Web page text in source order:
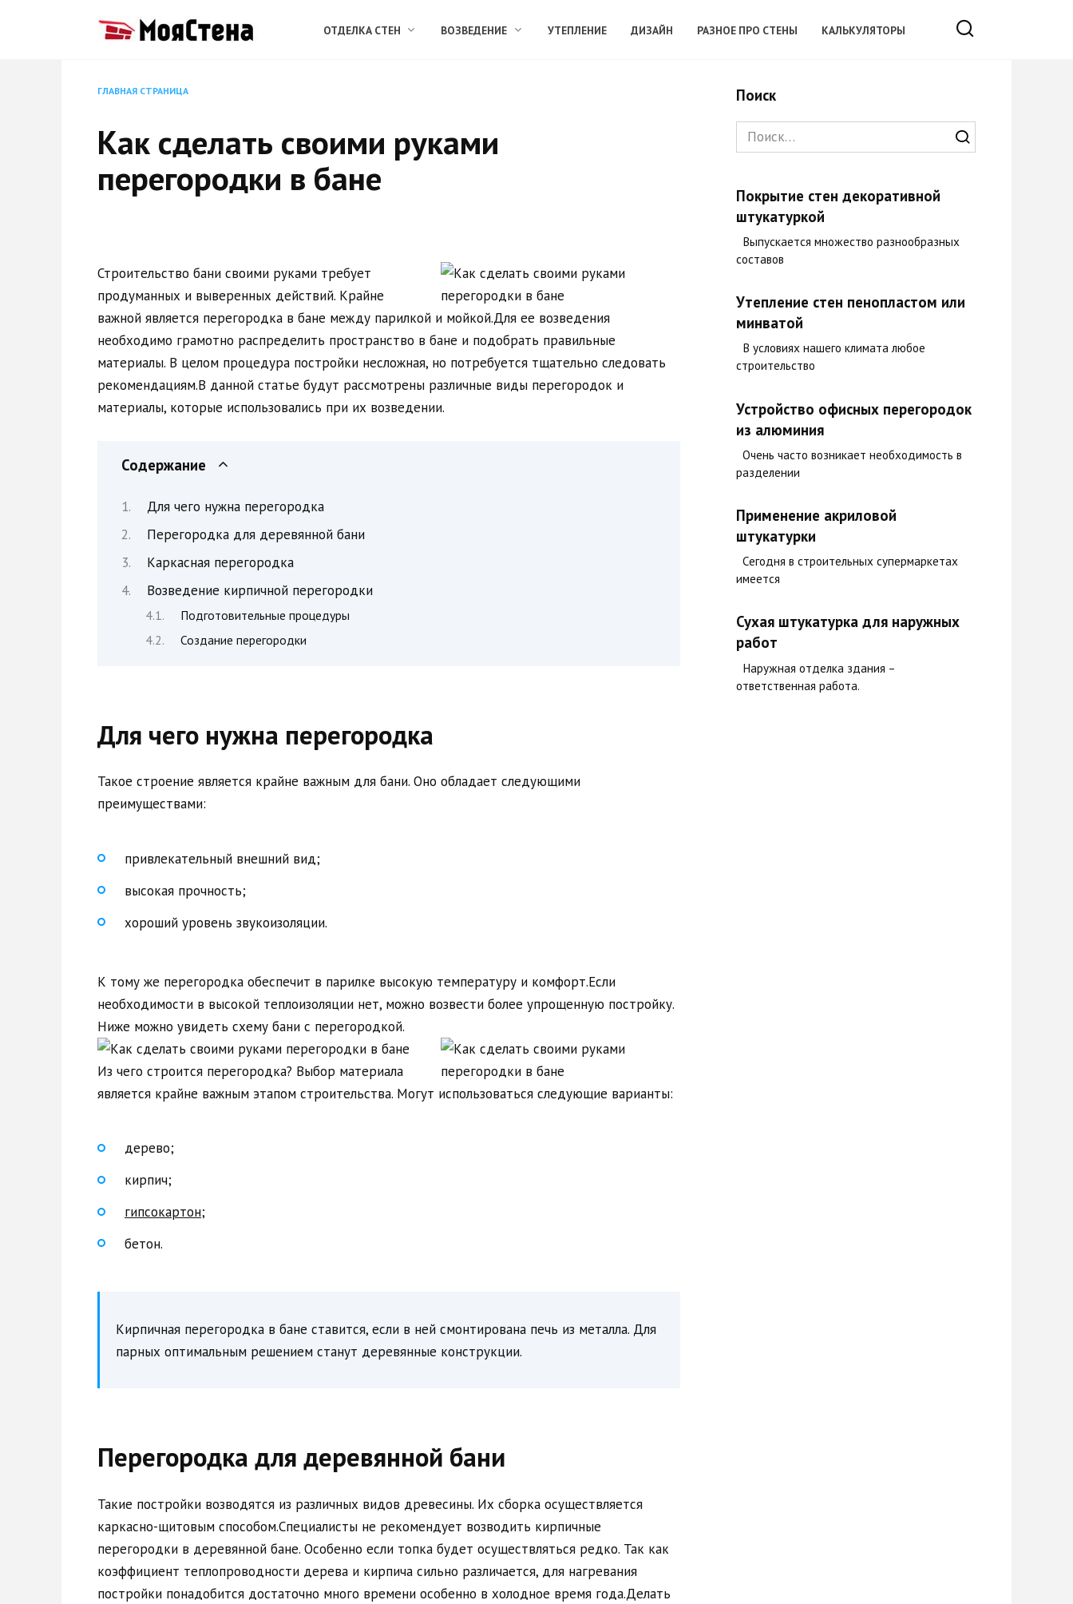
ОТДЕЛКА СТЕН ВОЗВЕДЕНИЕ УТЕПЛЕНИЕ ДИЗАЙН РАЗНОЕ ПРО СТЕНЫ КАЛЬКУЛЯТОРЫ
ГЛАВНАЯ СТРАНИЦА
Как сделать своими руками
перегородки в бане
Строительство бани своими руками требует
продуманных и выверенных действий. Крайне
важной является перегородка в бане между парилкой и мойкой.Для ее возведения
необходимо грамотно распределить пространство в бане и подобрать правильные
материалы. В целом процедура постройки несложная, но потребуется тщательно следовать
рекомендациям.В данной статье будут рассмотрены различные виды перегородок и
материалы, которые использовались при их возведении.
Содержание
Для чего нужна перегородка
Перегородка для деревянной бани
Каркасная перегородка
Возведение кирпичной перегородки
Подготовительные процедуры
Создание перегородки
Для чего нужна перегородка
Такое строение является крайне важным для бани. Оно обладает следующими
преимуществами:
привлекательный внешний вид;
высокая прочность;
хороший уровень звукоизоляции.
К тому же перегородка обеспечит в парилке высокую температуру и комфорт.Если
необходимости в высокой теплоизоляции нет, можно возвести более упрощенную постройку.
Ниже можно увидеть схему бани с перегородкой.
Из чего строится перегородка? Выбор материала
является крайне важным этапом строительства. Могут использоваться следующие варианты:
дерево;
кирпич;
гипсокартон;
бетон.
Кирпичная перегородка в бане ставится, если в ней смонтирована печь из металла. Для
парных оптимальным решением станут деревянные конструкции.
Перегородка для деревянной бани
Такие постройки возводятся из различных видов древесины. Их сборка осуществляется
каркасно-щитовым способом.Специалисты не рекомендует возводить кирпичные
перегородки в деревянной бане. Особенно если топка будет осуществляться редко. Так как
коэффициент теплопроводности дерева и кирпича сильно различается, для нагревания
постройки понадобится достаточно много времени особенно в холодное время года.Делать
Поиск
Search
for:
Покрытие стен декоративной
штукатуркой
Выпускается множество разнообразных
составов
Утепление стен пенопластом или
минватой
В условиях нашего климата любое
строительство
Устройство офисных перегородок
из алюминия
Очень часто возникает необходимость в
разделении
Применение акриловой
штукатурки
Сегодня в строительных супермаркетах
имеется
Сухая штукатурка для наружных
работ
Наружная отделка здания –
ответственная работа.